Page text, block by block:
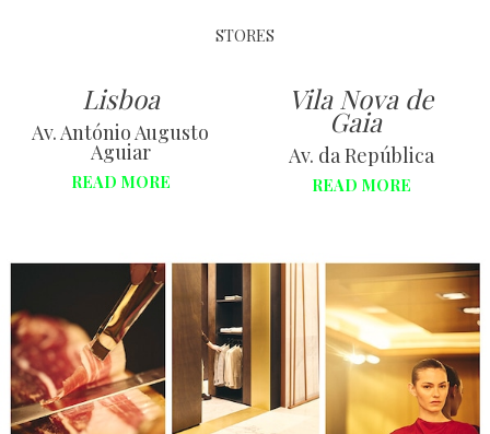
STORES
Lisboa
Av. António Augusto
Aguiar
READ MORE
Vila Nova de
Gaia
Av. da República
READ MORE